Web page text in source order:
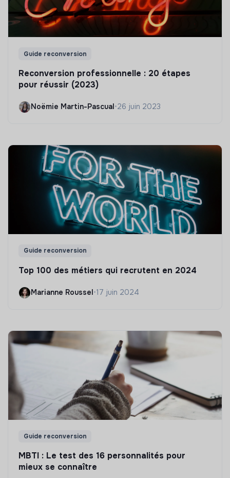
Guide reconversion
Reconversion professionnelle : 20 étapes
pour réussir (2023)
Noëmie Martin-Pascual •26 juin 2023
Guide reconversion
Top 100 des métiers qui recrutent en 2024
Marianne Roussel•17 juin 2024
Guide reconversion
MBTI : Le test des 16 personnalités pour
mieux se connaître